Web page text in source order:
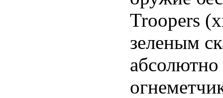
Troopers
зеленым